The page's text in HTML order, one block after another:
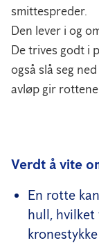
smittespreder.
Den lever i og
De trives godt i
også slå seg
avløp gir
Verdt å vite
En rotte
hull,
kronestykke